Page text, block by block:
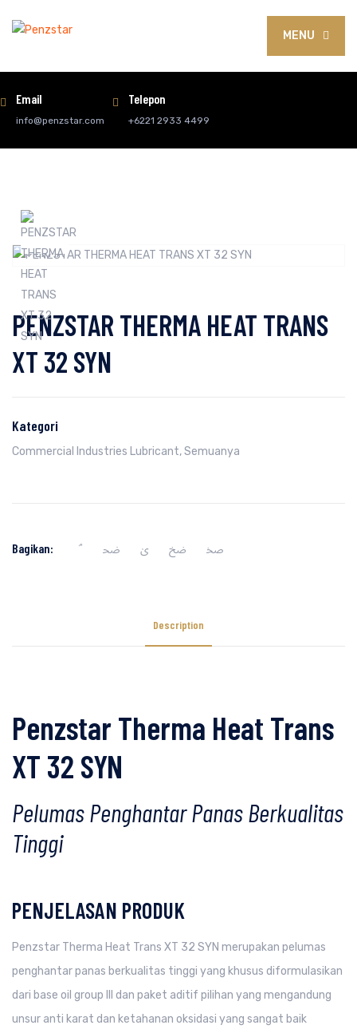
MENU
Email
info@penzstar.com
Telepon
+6221 2933 4499
PENZSTAR THERMA HEAT TRANS
XT 32 SYN
Kategori
Commercial Industries Lubricant,Semuanya
Bagikan:
Description
Penzstar Therma Heat Trans
XT 32 SYN
Pelumas Penghantar Panas Berkualitas
Tinggi
PENJELASAN PRODUK
Penzstar Therma Heat Trans XT 32 SYN merupakan pelumas
penghantar panas berkualitas tinggi yang khusus diformulasikan
dari base oil group III dan paket aditif pilihan yang mengandung
unsur anti karat dan ketahanan oksidasi yang sangat baik